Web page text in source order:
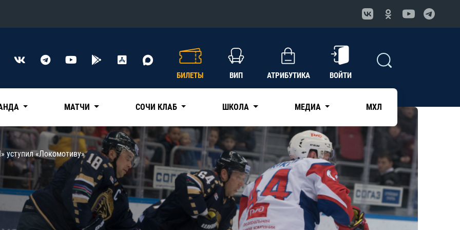
Конференция «Восток»
Нефтехимик
Трактор
Дивизион Чернышева
Авангард
Адмирал
КХЛ
БИЛЕТЫ ВИП АТРИБУТИКА ВОЙТИ
МАТЧИ СОЧИ КЛАБ ШКОЛА МЕДИА МХЛ
уступил «Локомотиву»